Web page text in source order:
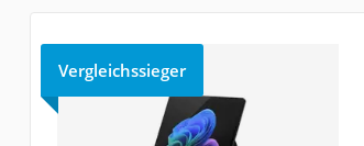
Vergleichssieger